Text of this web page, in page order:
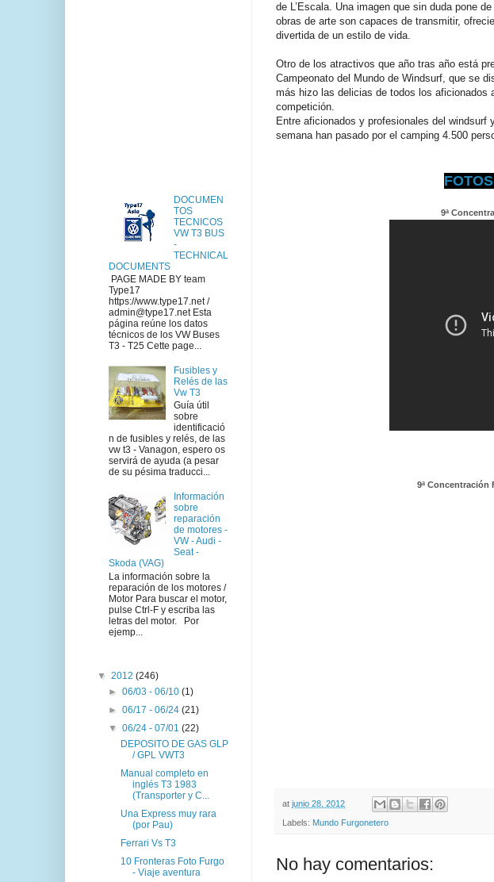
de L’Escala. Una imagen que sin duda pone
obras de arte son capaces de transmitir,
divertida de un estilo de vida.
Otro de los atractivos que año tras año está
Campeonato del Mundo de Windsurf, que se
más hizo las delicias de todos los aficionados
competición.
Entre aficionados y profesionales del
semana han pasado por el camping 4.500
9ª
9ª Concentración
at junio 28, 2012
Labels: Mundo Furgonetero
No hay comentarios:
DOCUMEN
TOS
TECNICOS
VW T3 BUS
-
TECHNICAL
DOCUMENTS
PAGE MADE BY team
Type17
https://www.type17.net /
admin@type17.net Esta
página reúne los datos
técnicos de los VW Buses
T3 - T25 Cette page...
Fusibles y
Relés de las
Vw T3
Guía útil
sobre
identificació
n de fusibles y relés, de las
vw t3 - Vanagon, espero os
servirá de ayuda (a pesar
de su pésima traducci...
Información
sobre
reparación
de motores -
VW - Audi -
Seat -
Skoda (VAG)
La información sobre la
reparación de los motores /
Motor Para buscar el motor,
pulse Ctrl-F y escriba las
letras del motor. Por
ejemp...
▼ 2012 (246)
►06/03 - 06/10(1)
►06/17 - 06/24(21)
▼06/24 - 07/01(22)
DEPOSITO DE GAS GLP
/ GPL VWT3
Manual completo en
inglés T3 1983
(Transporter y C...
Una Express muy rara
(por Pau)
Ferrari Vs T3
10 Fronteras Foto Furgo
- Viaje aventura